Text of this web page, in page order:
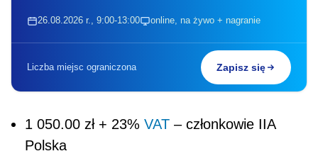
26.08.2026 r., 9:00-13:00 online, na żywo + nagranie
Liczba miejsc ograniczona Zapisz się
1 050.00 zł + 23% VAT – członkowie IIA
Polska